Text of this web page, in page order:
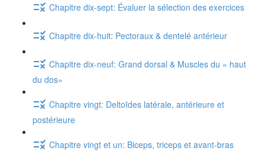
Chapitre dix-sept: Évaluer la sélection des exercices
Chapitre dix-huit: Pectoraux & dentelé antérieur
Chapitre dix-neuf: Grand dorsal & Muscles du « haut
du dos»
Chapitre vingt: Deltoïdes latérale, antérieure et
postérieure
Chapitre vingt et un: Biceps, triceps et avant-bras